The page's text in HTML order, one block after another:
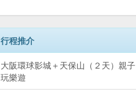
行程推介
大阪環球影城＋天保山（２天）親子
玩樂遊